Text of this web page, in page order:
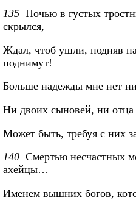
135 Ночью в густых
скрылся,
Ждал, чтоб ушли, подняв
поднимут!
Больше надежды мне нет
Ни двоих сыновей, ни отца
Может быть, требуя с них
140 Смертью несчастных
ахейцы…
Именем вышних богов,